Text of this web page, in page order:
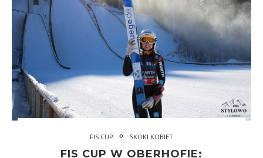
FIS CUP SKOKI KOBIET
FIS CUP W OBERHOFIE: